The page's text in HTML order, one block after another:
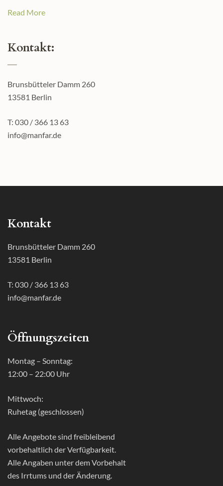
Read More
Kontakt:
Brunsbütteler Damm 260
13581 Berlin
T: 030 / 366 13 63
info@manfar.de
Kontakt
Brunsbütteler Damm 260
13581 Berlin
T: 030 / 366 13 63
info@manfar.de
Öffnungszeiten
Montag – Sonntag:
12:00 – 22:00 Uhr
Mittwoch:
Ruhetag (geschlossen)
Alle Angebote sind freibleibend
vorbehaltlich der Verfügbarkeit.
Alle Angaben unter dem Vorbehalt
des Irrtums und der Änderung.